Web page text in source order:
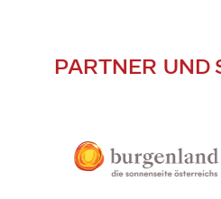
PARTNER UND